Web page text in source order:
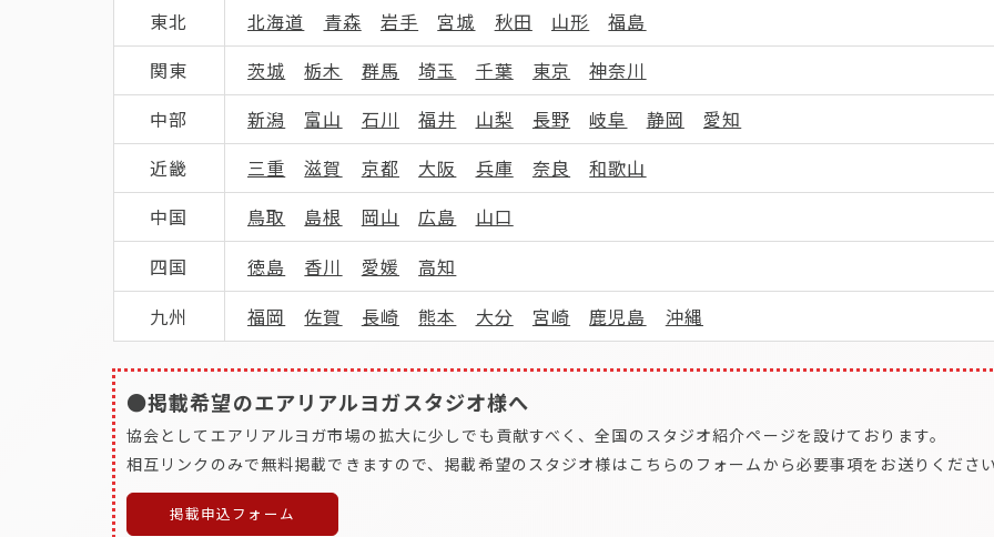
東北
北海道 青森 岩手 宮城 秋田 山形
福島
関東
茨城 栃木 群馬 埼玉 千葉 東京
神奈川
中部
新潟 富山 石川 福井 山梨 長野 岐阜 静岡
愛知
近畿
三重 滋賀 京都 大阪 兵庫 奈良
和歌山
中国
鳥取 島根 岡山 広島
山口
四国
徳島 香川 愛媛
高知
九州
福岡 佐賀 長崎 熊本 大分 宮崎 鹿児島 沖縄
●掲載希望のエアリアルヨガスタジオ様へ
協会としてエアリアルヨガ市場の拡大に少しでも貢献すべく、全国のスタジオ紹介ページを設けております。
相互リンクのみで無料掲載できますので、掲載希望のスタジオ様はこちらのフォームから必要事項をお送りくださ
掲載申込フォーム